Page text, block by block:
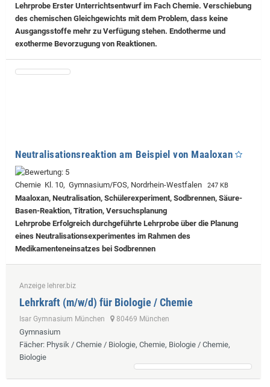
Lehrprobe Erster Unterrichtsentwurf im Fach Chemie. Verschiebung
des chemischen Gleichgewichts mit dem Problem, dass keine
Ausgangsstoffe mehr zu Verfügung stehen. Endotherme und
exotherme Bevorzugung von Reaktionen.
Neutralisationsreaktion am Beispiel von Maaloxan
Chemie Kl. 10, Gymnasium/FOS, Nordrhein-Westfalen 247 KB
Maaloxan, Neutralisation, Schülerexperiment, Sodbrennen, Säure-
Basen-Reaktion, Titration, Versuchsplanung
Lehrprobe Erfolgreich durchgeführte Lehrprobe über die Planung
eines Neutralisationsexperimentes im Rahmen des
Medikamenteneinsatzes bei Sodbrennen
Anzeige lehrer.biz
Lehrkraft (m/w/d) für Biologie / Chemie
Isar Gymnasium München 80469 München
Gymnasium
Fächer: Physik / Chemie / Biologie, Chemie, Biologie / Chemie,
Biologie